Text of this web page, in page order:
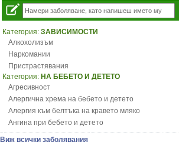
Категория: ЗАВИСИМОСТИ
Алкохолизъм
Наркомании
Пристрастявания
Категория: НА БЕБЕТО И ДЕТЕТО
Агресивност
Алергична хрема на бебето и детето
Алергия към белтъка на кравето мляко
Ангина при бебето и детето
Анемия при бебето и детето
Виж всички заболявания